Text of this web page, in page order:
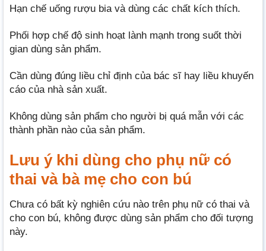
Hạn chế uống rượu bia và dùng các chất kích thích.
Phối hợp chế độ sinh hoạt lành mạnh trong suốt thời
gian dùng sản phẩm.
Cần dùng đúng liều chỉ định của bác sĩ hay liều khuyến
cáo của nhà sản xuất.
Không dùng sản phẩm cho người bị quá mẫn với các
thành phần nào của sản phẩm.
Lưu ý khi dùng cho phụ nữ có
thai và bà mẹ cho con bú
Chưa có bất kỳ nghiên cứu nào trên phụ nữ có thai và
cho con bú, không được dùng sản phẩm cho đối tượng
này.